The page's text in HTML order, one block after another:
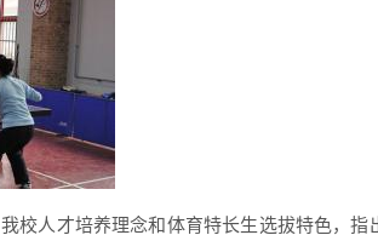
校人才培养理念和体育特长生选拔特色，指